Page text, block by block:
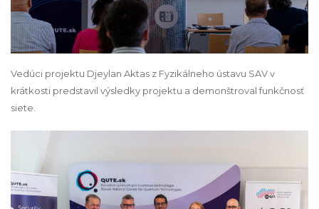
Vedúci projektu Djeylan Aktas z Fyzikálneho ústavu SAV v
krátkosti predstavil výsledky projektu a demonštroval funkčnosť
siete.